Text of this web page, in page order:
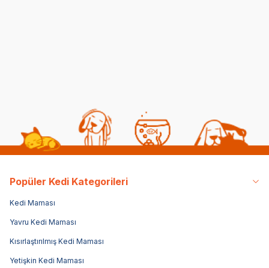
Popüler Kedi Kategorileri
Kedi Maması
Yavru Kedi Maması
Kısırlaştırılmış Kedi Maması
Yetişkin Kedi Maması